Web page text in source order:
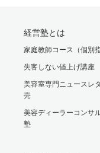
経営塾とは
家庭教師コース（個別指
失客しない値上げ講座
美容室専門ニュースレ
売
美容ディーラーコンサ
塾